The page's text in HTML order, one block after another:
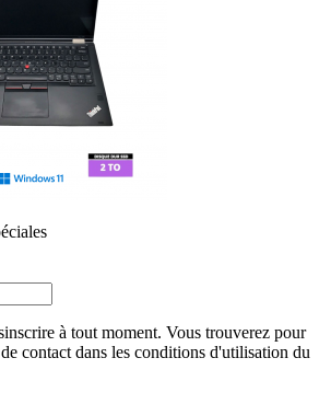
à tout moment. Vous trouverez pour
contact dans les conditions d'utilisation du